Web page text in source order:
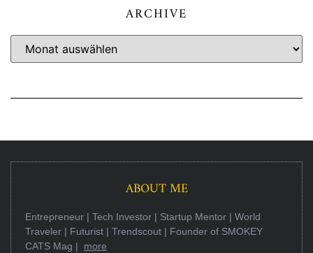
ARCHIVE
ABOUT ME
Entrepreneur | Tech Investor | Startup Mentor | World
Traveler | Futurist | Trendscout | Founder of SMOKEY
CATS Mag | more